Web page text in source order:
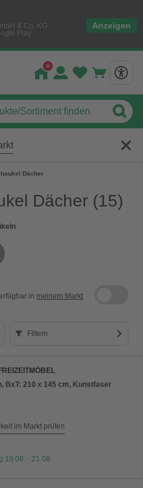
& Co. KG
Play
Anzeigen
Dächer
Dächer (15)
in meinem Markt
Filtern
BxT: 210 x 145 cm, Kunstfaser
im Markt prüfen
19.08. - 21.08.